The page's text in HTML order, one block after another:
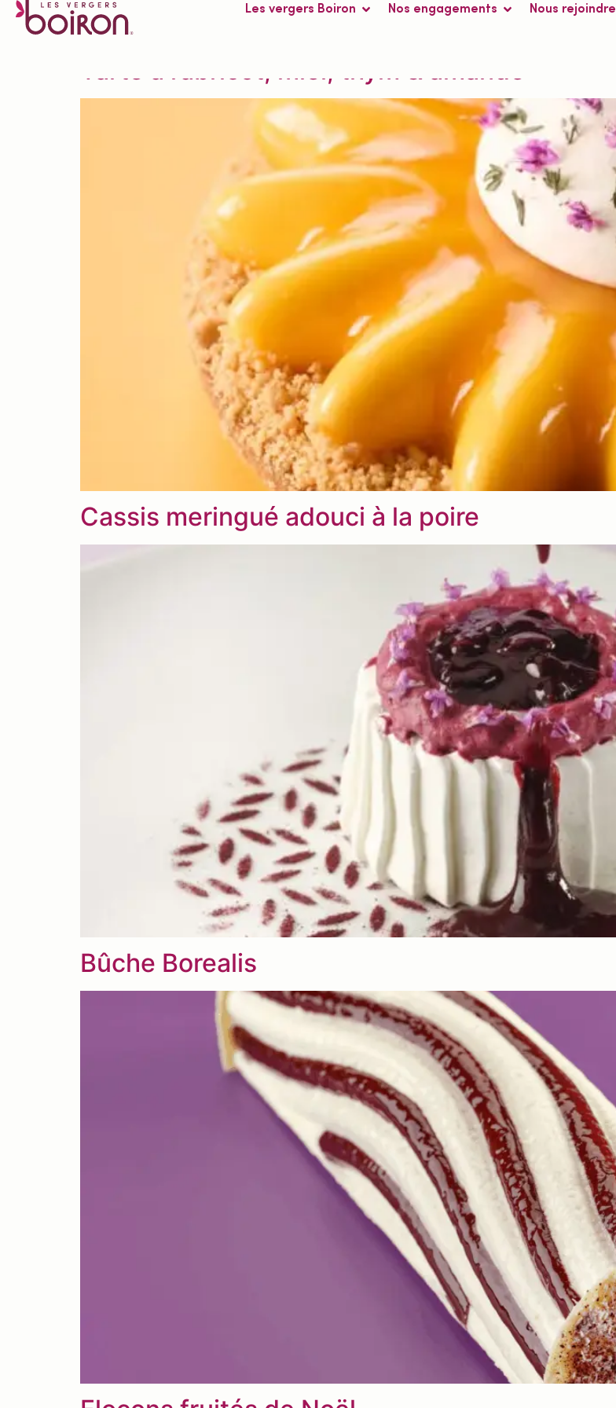
Les vergers Boiron Nos engagements Nous rejoindre
Gamme liée :Fruits surgelés IQF*
Tarte à l’abricot, miel, thym & amande
Cassis meringué adouci à la poire
Bûche Borealis